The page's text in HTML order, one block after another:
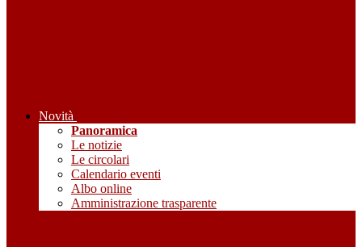
Novità
Panoramica
Le notizie
Le circolari
Calendario eventi
Albo online
Amministrazione trasparente